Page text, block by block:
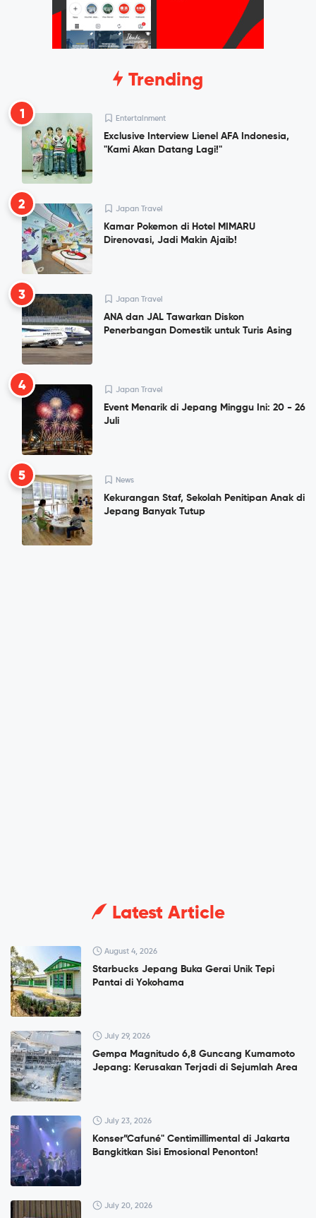
Trending
1 Entertainment
Exclusive Interview Lienel AFA Indonesia,
"Kami Akan Datang Lagi!"
2 Japan Travel
Kamar Pokemon di Hotel MIMARU
Direnovasi, Jadi Makin Ajaib!
3 Japan Travel
ANA dan JAL Tawarkan Diskon
Penerbangan Domestik untuk Turis Asing
4 Japan Travel
Event Menarik di Jepang Minggu Ini: 20 - 26
Juli
5 News
Kekurangan Staf, Sekolah Penitipan Anak di
Jepang Banyak Tutup
Latest Article
August 4, 2026
Starbucks Jepang Buka Gerai Unik Tepi
Pantai di Yokohama
July 29, 2026
Gempa Magnitudo 6,8 Guncang Kumamoto
Jepang: Kerusakan Terjadi di Sejumlah Area
July 23, 2026
Konser”Cafuné" Centimillimental di Jakarta
Bangkitkan Sisi Emosional Penonton!
July 20, 2026